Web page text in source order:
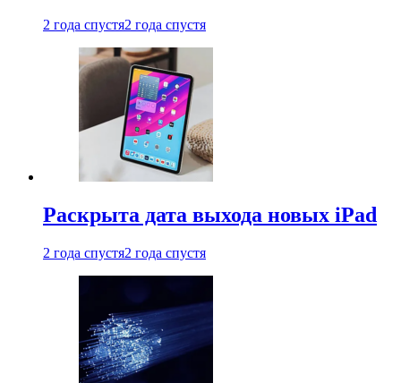
2 года спустя2 года спустя
Раскрыта дата выхода новых iPad
2 года спустя2 года спустя